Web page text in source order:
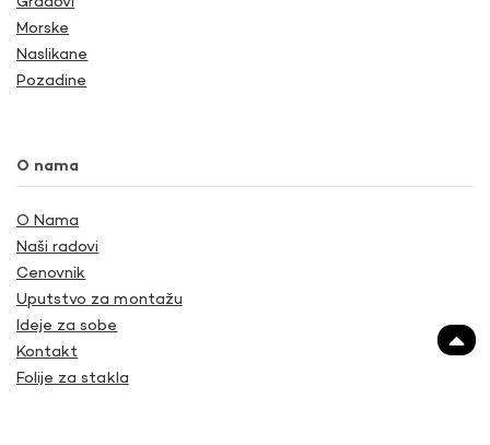
Morske
Naslikane
Pozadine
O nama
O Nama
Naši radovi
Cenovnik
Uputstvo za montažu
Ideje za sobe
Kontakt
Folije za stakla